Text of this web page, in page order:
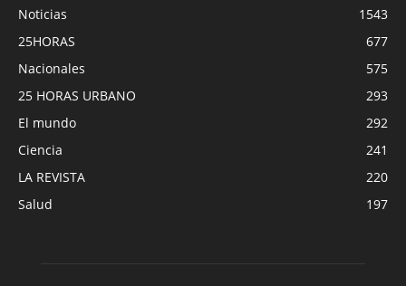
Noticias
1543
25HORAS
677
Nacionales
575
25 HORAS URBANO
293
El mundo
292
Ciencia
241
LA REVISTA
220
Salud
197